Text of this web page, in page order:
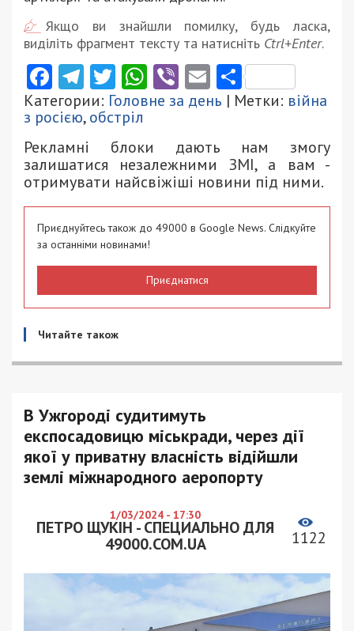
Якщо ви знайшли помилку, будь ласка,
виділіть фрагмент тексту та натисніть Ctrl+Enter.
Facebook
Telegram
Twitter
WhatsApp
ViberEmail
Категории: Головне за день | Метки: війна
з росією,обстріл
Рекламні блоки дають нам змогу
залишатися незалежними ЗМІ, а вам -
отримувати найсвіжіші новини під ними.
Приєднуйтесь також до 49000 в Google News. Слідкуйте
за останніми новинами!
Приєднатися
Читайте також
В Ужгороді судитимуть
експосадовицю міськради, через дії
якої у приватну власність відійшли
землі міжнародного аеропорту
1/03/2024 - 17:30
ПЕТРО ЩУКІН - СПЕЦИАЛЬНО ДЛЯ
49000.COM.UA
1122